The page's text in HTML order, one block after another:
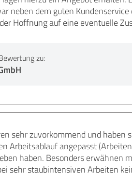
neben dem guten Kundenservice
Hoffnung auf eine eventuelle
zu:
sehr zuvorkommend und haben
Arbeitsablauf angepasst
haben. Besonders erwähnen
sehr staubintensiven Arbeiten